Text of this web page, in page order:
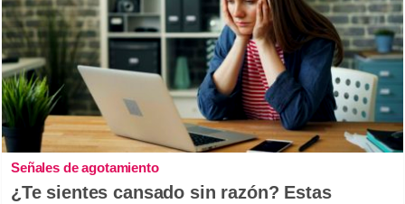
Señales de agotamiento
¿Te sientes cansado sin razón? Estas